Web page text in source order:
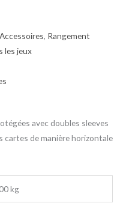
Accessoires, Rangement
les jeux
avec doubles sleeves
cartes de manière horizontale
kg